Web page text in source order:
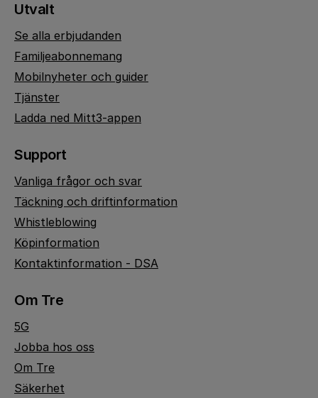
Utvalt
Se alla erbjudanden
Familjeabonnemang
Mobilnyheter och guider
Tjänster
Ladda ned Mitt3-appen
Support
Vanliga frågor och svar
Täckning och driftinformation
Whistleblowing
Köpinformation
Kontaktinformation - DSA
Om Tre
5G
Jobba hos oss
Om Tre
Säkerhet